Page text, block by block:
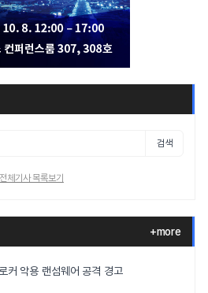
검색
전체기사 목록보기
+more
커 악용 랜섬웨어 공격 경고